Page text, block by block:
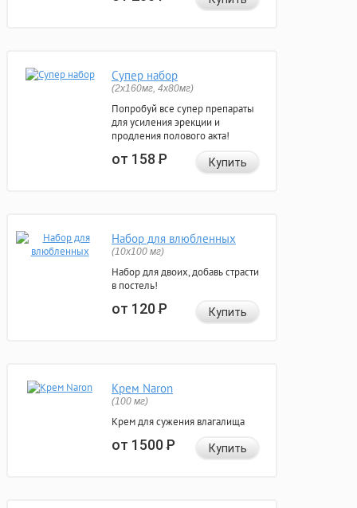
Супер набор
(2х160мг, 4х80мг)
Попробуй все супер препараты
для усиления эрекции и
продления полового акта!
от 158Р Купить
Набор для влюбленных
(10х100 мг)
Набор для двоих, добавь страсти
в постель!
от 120Р Купить
Крем Naron
(100 мг)
Крем для сужения влагалища
от 1500Р Купить